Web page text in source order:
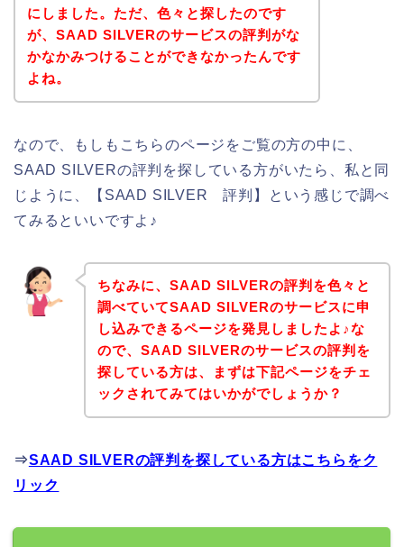
にしました。ただ、色々と探したのです
が、SAAD SILVERのサービスの評判がな
かなかみつけることができなかったんです
よね。
なので、もしもこちらのページをご覧の方の中に、
SAAD SILVERの評判を探している方がいたら、私と同
じように、【SAAD SILVER 評判】という感じで調べ
てみるといいですよ♪
ちなみに、SAAD SILVERの評判を色々と
調べていてSAAD SILVERのサービスに申
し込みできるページを発見しましたよ♪な
ので、SAAD SILVERのサービスの評判を
探している方は、まずは下記ページをチェ
ックされてみてはいかがでしょうか？
⇒SAAD SILVERの評判を探している方はこちらをク
リック